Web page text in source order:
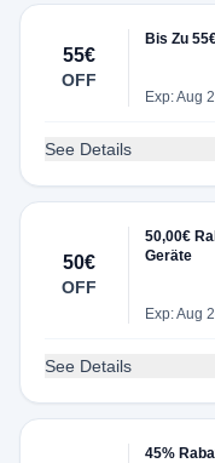
55€
OFF
Bis Zu
Exp: Aug
See Details
50€
OFF
50,00€
Geräte
Exp: Aug
See Details
45%